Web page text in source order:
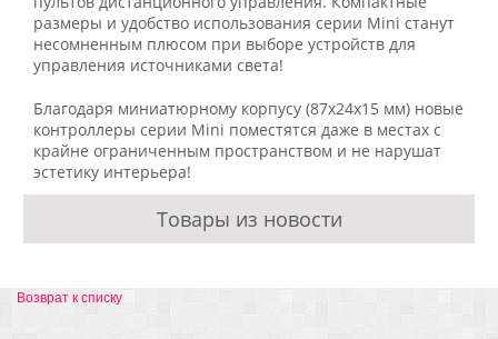
размеры и удобство использования серии Mini станут
несомненным плюсом при выборе устройств для
управления источниками света!
Благодаря миниатюрному корпусу (87x24x15 мм) новые
контроллеры серии Mini поместятся даже в местах с
крайне ограниченным пространством и не нарушат
эстетику интерьера!
Товары из новости
Возврат к списку